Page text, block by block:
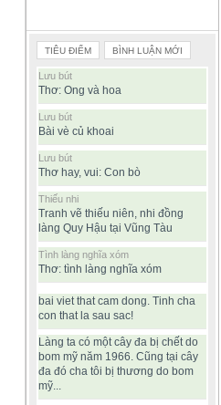
TIÊU ĐIỂM BÌNH LUẬN MỚI
Lưu bút
Thơ: Ong và hoa
Lưu bút
Bài vè củ khoai
Lưu bút
Thơ hay, vui: Con bò
Thiếu nhi
Tranh vẽ thiếu niên, nhi đồng
làng Quy Hậu tại Vũng Tàu
Tình làng nghĩa xóm
Thơ: tình làng nghĩa xóm
bai viet that cam dong. Tinh cha
con that la sau sac!
Làng ta có một cây đa bị chết do
bom mỹ năm 1966. Cũng tại cây
đa đó cha tôi bị thương do bom
mỹ...